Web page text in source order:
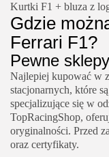
Kurtki F1 + bluza z
Gdzie
Ferrari F1?
Pewne
Najlepiej kupować w
stacjonarnych, które
specjalizujące się w
TopRacingShop,
oryginalności. Przed
oraz certyfikaty.